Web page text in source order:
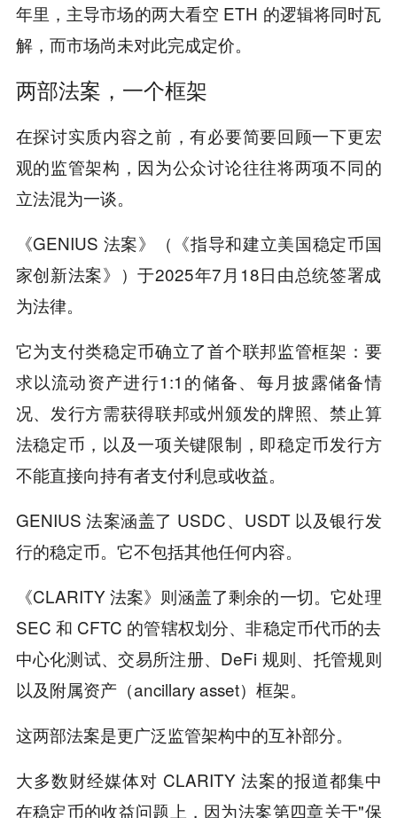
年里，主导市场的两大看空 ETH 的逻辑将同时瓦
解，而市场尚未对此完成定价。
两部法案，一个框架
在探讨实质内容之前，有必要简要回顾一下更宏
观的监管架构，因为公众讨论往往将两项不同的
立法混为一谈。
《GENIUS 法案》（《指导和建立美国稳定币国
家创新法案》）于2025年7月18日由总统签署成
为法律。
它为支付类稳定币确立了首个联邦监管框架：要
求以流动资产进行1:1的储备、每月披露储备情
况、发行方需获得联邦或州颁发的牌照、禁止算
法稳定币，以及一项关键限制，即稳定币发行方
不能直接向持有者支付利息或收益。
GENIUS 法案涵盖了 USDC、USDT 以及银行发
行的稳定币。它不包括其他任何内容。
《CLARITY 法案》则涵盖了剩余的一切。它处理
SEC 和 CFTC 的管辖权划分、非稳定币代币的去
中心化测试、交易所注册、DeFi 规则、托管规则
以及附属资产（ancillary asset）框架。
这两部法案是更广泛监管架构中的互补部分。
大多数财经媒体对 CLARITY 法案的报道都集中
在稳定币的收益问题上，因为法案第四章关于"保